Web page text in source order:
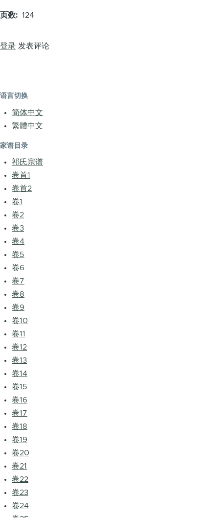
页数 124
登录 发表评论
语言切换
简体中文
繁體中文
家谱目录
祁氏宗谱
卷首1
卷首2
卷1
卷2
卷3
卷4
卷5
卷6
卷7
卷8
卷9
卷10
卷11
卷12
卷13
卷14
卷15
卷16
卷17
卷18
卷19
卷20
卷21
卷22
卷23
卷24